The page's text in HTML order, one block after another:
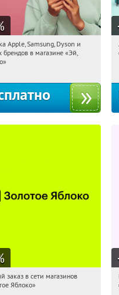
Получи первым!
Apple, Samsung, Dyson и
брендов в магазине «Эй,
Получи первым!
заказ в сети магазинов
Яблоко»